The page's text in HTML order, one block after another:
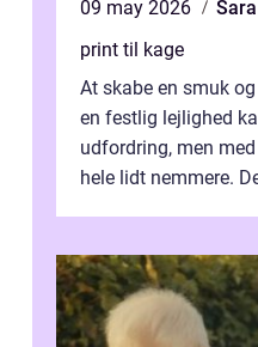
09 may 2026
print til kage
At skabe en smuk
en festlig lejlighed
udfordring, men
hele lidt nemmere.